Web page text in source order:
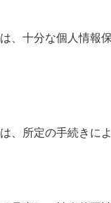
、十分な個人情報
、所定の手続きに